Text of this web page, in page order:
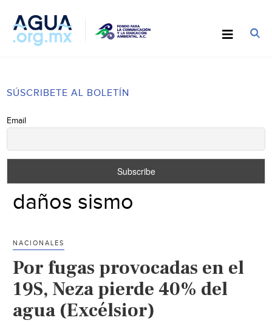
SÚSCRIBETE AL BOLETÍN
Email
daños sismo
NACIONALES
Por fugas provocadas en el
19S, Neza pierde 40% del
agua (Excélsior)